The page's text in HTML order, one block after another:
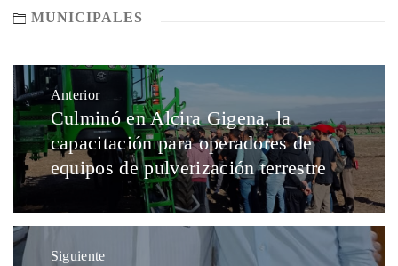
MUNICIPALES
Anterior
Culminó en Alcira Gigena, la
capacitación para operadores de
equipos de pulverización terrestre
Siguiente